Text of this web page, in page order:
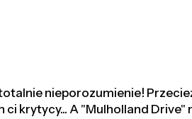
nieporozumienie!
ci krytycy... A "Mulholland